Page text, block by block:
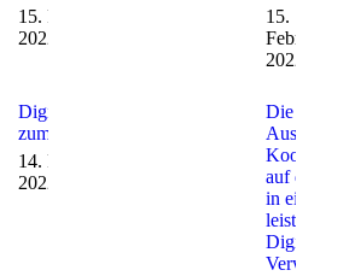
15. Februar
2022
15.
Februar
2022
Digitalisierung
zum Anfassen
14. Februar
2022
Die Rolle
auf dem
in eine
Digitale